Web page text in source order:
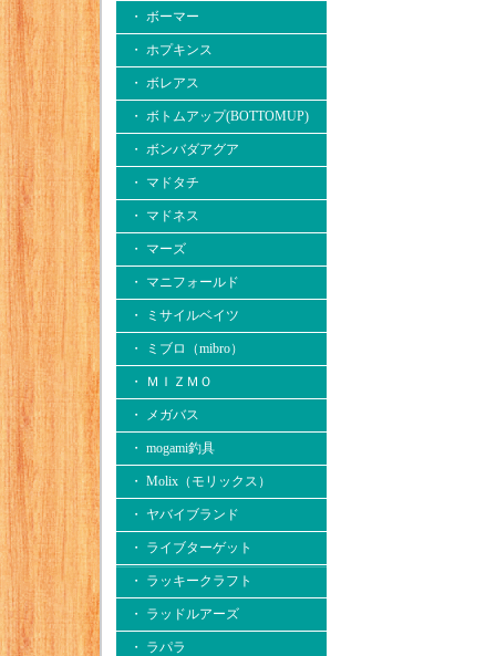
・ ボーマー
・ ホプキンス
・ ボレアス
・ ボトムアップ(BOTTOMUP)
・ ボンバダアグア
・ マドタチ
・ マドネス
・ マーズ
・ マニフォールド
・ ミサイルベイツ
・ ミブロ（mibro）
・ ＭＩＺＭＯ
・ メガバス
・ mogami釣具
・ Molix（モリックス）
・ ヤバイブランド
・ ライブターゲット
・ ラッキークラフト
・ ラッドルアーズ
・ ラパラ